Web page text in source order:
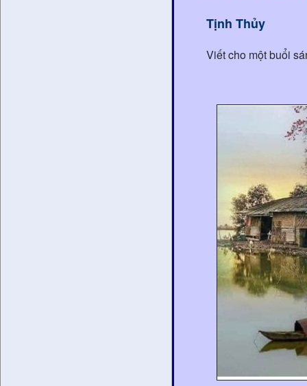
Tịnh Thủy
Viết cho một buổi